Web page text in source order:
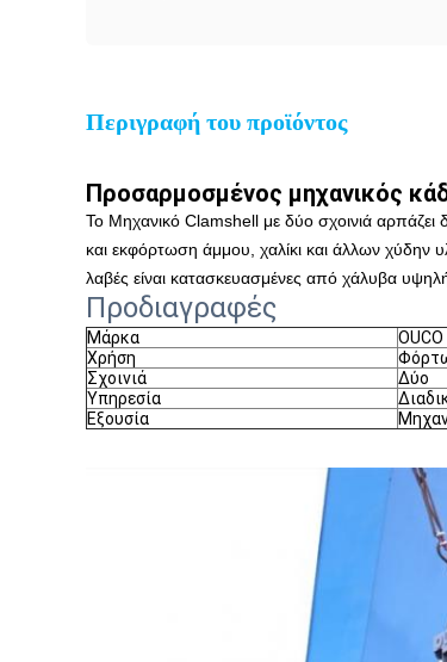
Περιγραφή του προϊόντος
Προσαρμοσμένος μηχανικός
Το Μηχανικό Clamshell με δύο σχοινιά αρπάζει
και εκφόρτωση άμμου, χαλίκι και άλλων χύδην
λαβές είναι κατασκευασμένες από χάλυβα
Προδιαγραφές
Μάρκα
OUCO
Χρήση
Σχοινιά
Δύο
Υπηρεσία
Εξουσία